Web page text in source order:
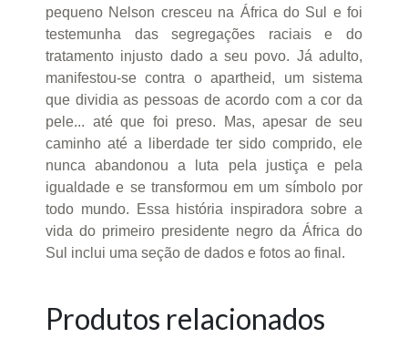
pequeno Nelson cresceu na África do Sul e foi
testemunha das segregações raciais e do
tratamento injusto dado a seu povo. Já adulto,
manifestou-se contra o apartheid, um sistema
que dividia as pessoas de acordo com a cor da
pele... até que foi preso. Mas, apesar de seu
caminho até a liberdade ter sido comprido, ele
nunca abandonou a luta pela justiça e pela
igualdade e se transformou em um símbolo por
todo mundo. Essa história inspiradora sobre a
vida do primeiro presidente negro da África do
Sul inclui uma seção de dados e fotos ao final.
Produtos relacionados